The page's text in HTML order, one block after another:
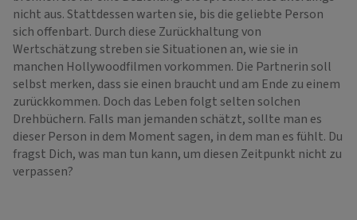
nicht aus. Stattdessen warten sie, bis die geliebte Person
sich offenbart. Durch diese Zurückhaltung von
Wertschätzung streben sie Situationen an, wie sie in
manchen Hollywoodfilmen vorkommen. Die Partnerin soll
selbst merken, dass sie einen braucht und am Ende zu einem
zurückkommen. Doch das Leben folgt selten solchen
Drehbüchern. Falls man jemanden schätzt, sollte man es
dieser Person in dem Moment sagen, in dem man es fühlt. Du
fragst Dich, was man tun kann, um diesen Zeitpunkt nicht zu
verpassen?